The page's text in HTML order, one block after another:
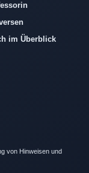
im Überblick
von Hinweisen und